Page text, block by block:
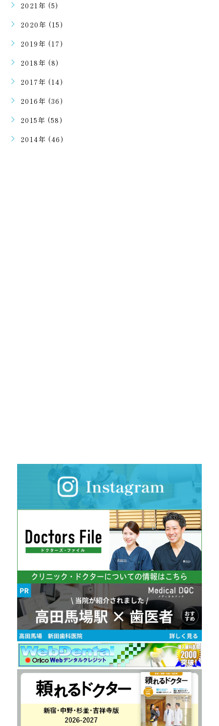
2021年 (5)
2020年 (15)
2019年 (17)
2018年 (8)
2017年 (14)
2016年 (36)
2015年 (58)
2014年 (46)